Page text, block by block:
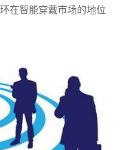
在智能穿戴市场的地位